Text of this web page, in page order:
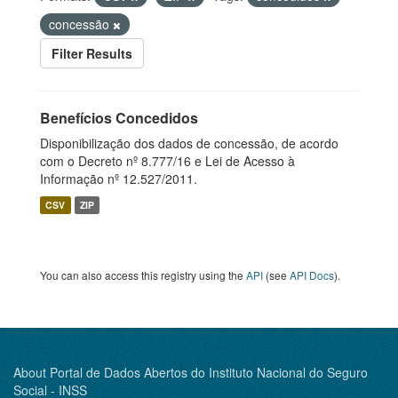
concessão
Filter Results
Benefícios Concedidos
Disponibilização dos dados de concessão, de acordo
com o Decreto nº 8.777/16 e Lei de Acesso à
Informação nº 12.527/2011.
CSV ZIP
You can also access this registry using the API (see API Docs).
About Portal de Dados Abertos do Instituto Nacional do Seguro
Social - INSS